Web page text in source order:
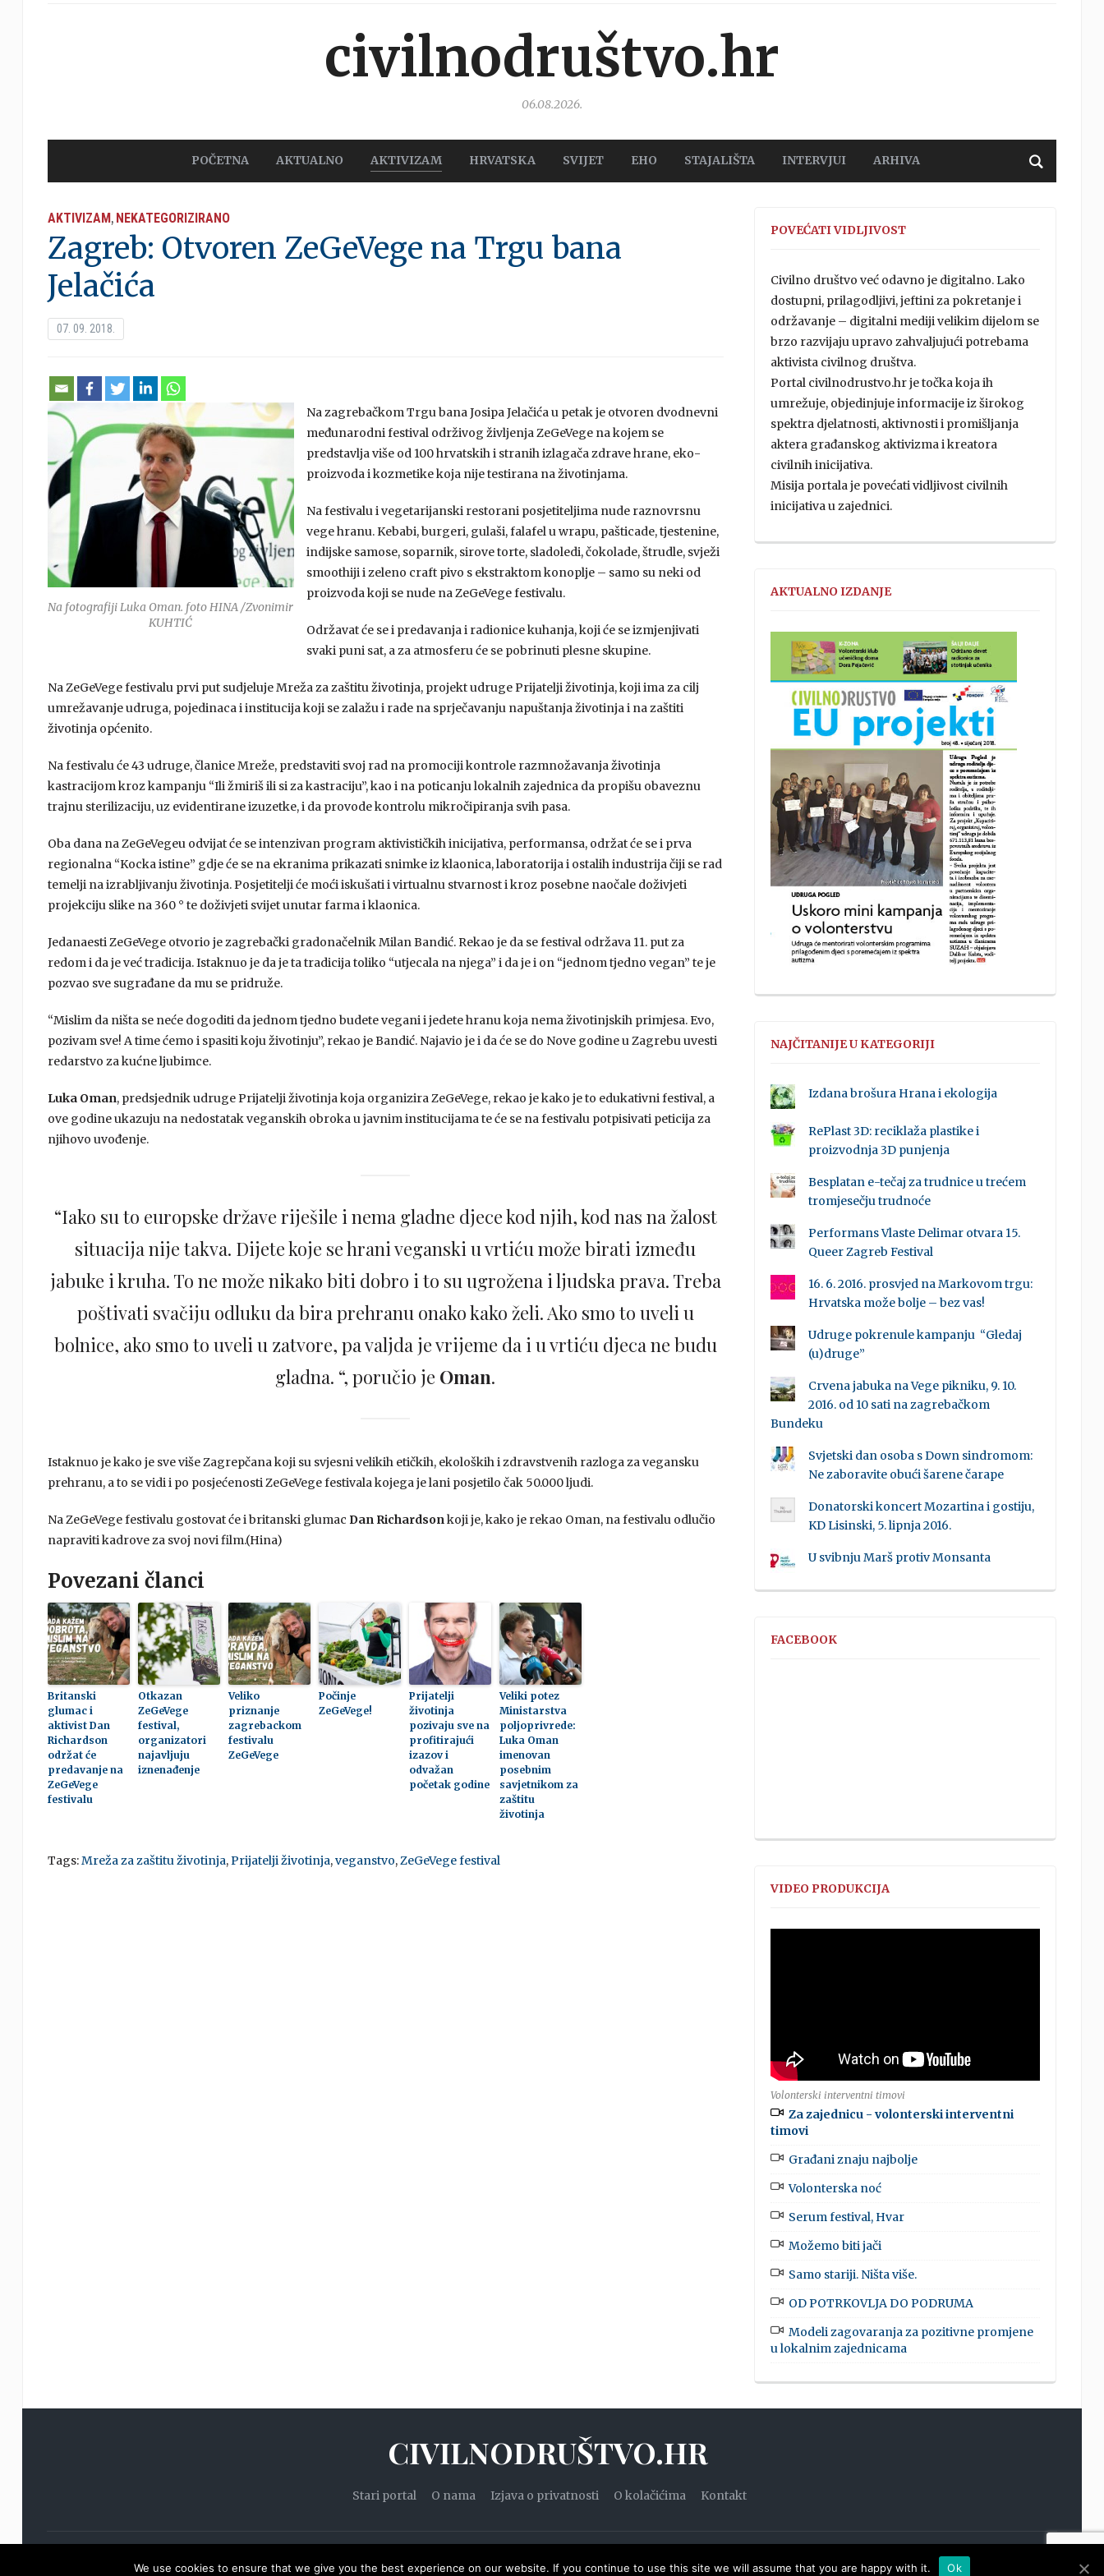
civilnodruštvo.hr
06.08.2026.
POČETNA AKTUALNO AKTIVIZAM HRVATSKA SVIJET EHO STAJALIŠTA INTERVJUI ARHIVA
AKTIVIZAM, NEKATEGORIZIRANO
Zagreb: Otvoren ZeGeVege na Trgu bana
Jelačića
07. 09. 2018.
Na fotografiji Luka Oman. foto HINA /Zvonimir
KUHTIĆ
Na zagrebačkom Trgu bana Josipa Jelačića u petak je otvoren dvodnevni
međunarodni festival održivog življenja ZeGeVege na kojem se
predstavlja više od 100 hrvatskih i stranih izlagača zdrave hrane, eko-
proizvoda i kozmetike koja nije testirana na životinjama.
Na festivalu i vegetarijanski restorani posjetiteljima nude raznovrsnu
vege hranu. Kebabi, burgeri, gulaši, falafel u wrapu, pašticade, tjestenine,
indijske samose, soparnik, sirove torte, sladoledi, čokolade, štrudle, svježi
smoothiji i zeleno craft pivo s ekstraktom konoplje – samo su neki od
proizvoda koji se nude na ZeGeVege festivalu.
Održavat će se i predavanja i radionice kuhanja, koji će se izmjenjivati
svaki puni sat, a za atmosferu će se pobrinuti plesne skupine.
Na ZeGeVege festivalu prvi put sudjeluje Mreža za zaštitu životinja, projekt udruge Prijatelji životinja, koji ima za cilj
umrežavanje udruga, pojedinaca i institucija koji se zalažu i rade na sprječavanju napuštanja životinja i na zaštiti
životinja općenito.
Na festivalu će 43 udruge, članice Mreže, predstaviti svoj rad na promociji kontrole razmnožavanja životinja
kastracijom kroz kampanju “Ili žmiriš ili si za kastraciju”, kao i na poticanju lokalnih zajednica da propišu obaveznu
trajnu sterilizaciju, uz evidentirane izuzetke, i da provode kontrolu mikročipiranja svih pasa.
Oba dana na ZeGeVegeu odvijat će se intenzivan program aktivističkih inicijativa, performansa, održat će se i prva
regionalna “Kocka istine” gdje će se na ekranima prikazati snimke iz klaonica, laboratorija i ostalih industrija čiji se rad
temelji na izrabljivanju životinja. Posjetitelji će moći iskušati i virtualnu stvarnost i kroz posebne naočale doživjeti
projekciju slike na 360 ° te doživjeti svijet unutar farma i klaonica.
Jedanaesti ZeGeVege otvorio je zagrebački gradonačelnik Milan Bandić. Rekao je da se festival održava 11. put za
redom i da je već tradicija. Istaknuo je da je ta tradicija toliko “utjecala na njega” i da je i on “jednom tjedno vegan” te je
pozvao sve sugrađane da mu se pridruže.
“Mislim da ništa se neće dogoditi da jednom tjedno budete vegani i jedete hranu koja nema životinjskih primjesa. Evo,
pozivam sve! A time ćemo i spasiti koju životinju”, rekao je Bandić. Najavio je i da će se do Nove godine u Zagrebu uvesti
redarstvo za kućne ljubimce.
Luka Oman, predsjednik udruge Prijatelji životinja koja organizira ZeGeVege, rekao je kako je to edukativni festival, a
ove godine ukazuju na nedostatak veganskih obroka u javnim institucijama te će se na festivalu potpisivati peticija za
njihovo uvođenje.
“Iako su to europske države riješile i nema gladne djece kod njih, kod nas na žalost
situacija nije takva. Dijete koje se hrani veganski u vrtiću može birati između
jabuke i kruha. To ne može nikako biti dobro i to su ugrožena i ljudska prava. Treba
poštivati svačiju odluku da bira prehranu onako kako želi. Ako smo to uveli u
bolnice, ako smo to uveli u zatvore, pa valjda je vrijeme da i u vrtiću djeca ne budu
gladna. “, poručio je Oman.
Istaknuo je kako je sve više Zagrepčana koji su svjesni velikih etičkih, ekoloških i zdravstvenih razloga za vegansku
prehranu, a to se vidi i po posjećenosti ZeGeVege festivala kojega je lani posjetilo čak 50.000 ljudi.
Na ZeGeVege festivalu gostovat će i britanski glumac Dan Richardsonkoji je, kako je rekao Oman, na festivalu odlučio
napraviti kadrove za svoj novi film.(Hina)
Povezani članci
Britanski
glumac i
aktivist Dan
Richardson
održat će
predavanje na
ZeGeVege
festivalu
Otkazan
ZeGeVege
festival,
organizatori
najavljuju
iznenađenje
Veliko
priznanje
zagrebackom
festivalu
ZeGeVege
Počinje
ZeGeVege!
Prijatelji
životinja
pozivaju sve na
profitirajući
izazov i
odvažan
početak godine
Veliki potez
Ministarstva
poljoprivrede:
Luka Oman
imenovan
posebnim
savjetnikom za
zaštitu
životinja
Tags:Mreža za zaštitu životinja,Prijatelji životinja,veganstvo,ZeGeVege festival
POVEĆATI VIDLJIVOST
Civilno društvo već odavno je digitalno. Lako
dostupni, prilagodljivi, jeftini za pokretanje i
održavanje – digitalni mediji velikim dijelom se
brzo razvijaju upravo zahvaljujući potrebama
aktivista civilnog društva.
Portal civilnodrustvo.hr je točka koja ih
umrežuje, objedinjuje informacije iz širokog
spektra djelatnosti, aktivnosti i promišljanja
aktera građanskog aktivizma i kreatora
civilnih inicijativa.
Misija portala je povećati vidljivost civilnih
inicijativa u zajednici.
AKTUALNO IZDANJE
NAJČITANIJE U KATEGORIJI
Izdana brošura Hrana i ekologija
RePlast 3D: reciklaža plastike i
proizvodnja 3D punjenja
Besplatan e-tečaj za trudnice u trećem
tromjesečju trudnoće
Performans Vlaste Delimar otvara 15.
Queer Zagreb Festival
16. 6. 2016. prosvjed na Markovom trgu:
Hrvatska može bolje – bez vas!
Udruge pokrenule kampanju “Gledaj
(u)druge”
Crvena jabuka na Vege pikniku, 9. 10.
2016. od 10 sati na zagrebačkom
Bundeku
Svjetski dan osoba s Down sindromom:
Ne zaboravite obući šarene čarape
Donatorski koncert Mozartina i gostiju,
KD Lisinski, 5. lipnja 2016.
U svibnju Marš protiv Monsanta
FACEBOOK
VIDEO PRODUKCIJA
Volonterski interventni timovi
Za zajednicu - volonterski interventni
timovi
Građani znaju najbolje
Volonterska noć
Serum festival, Hvar
Možemo biti jači
Samo stariji. Ništa više.
OD POTRKOVLJA DO PODRUMA
Modeli zagovaranja za pozitivne promjene
u lokalnim zajednicama
CIVILNODRUŠTVO.HR
Stari portal O nama Izjava o privatnosti O kolačićima Kontakt
We use cookies to ensure that we give you the best experience on our website. If you continue to use this site we will assume that you are happy with it. Ok